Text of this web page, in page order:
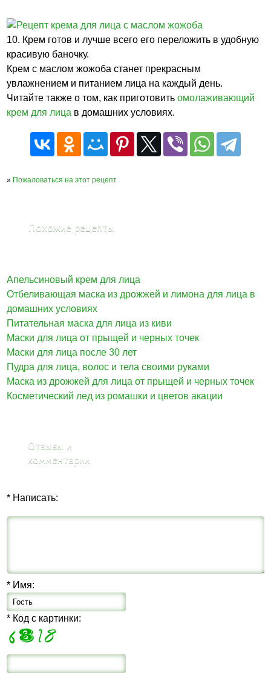
10. Крем готов и лучше всего его переложить в удобную
красивую баночку.
Крем с маслом жожоба станет прекрасным
увлажнением и питанием лица на каждый день.
Читайте также о том, как приготовитьомолаживающий
крем для лица в домашних условиях.
» Пожаловаться на этот рецепт
Похожие рецепты
Апельсиновый крем для лица
Отбеливающая маска из дрожжей и лимона для лица в
домашних условиях
Питательная маска для лица из киви
Маски для лица от прыщей и черных точек
Маски для лица после 30 лет
Пудра для лица, волос и тела своими руками
Маска из дрожжей для лица от прыщей и черных точек
Косметический лед из ромашки и цветов акации
Отзывы и
комментарии
* Написать:
* Имя:
* Код с картинки: